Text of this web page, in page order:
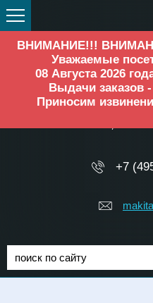
ВНИМАНИЕ!!!
Уважаемые
08 Августа 2026
Выдачи заказов
Приносим
+7